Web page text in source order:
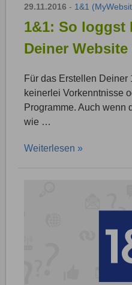
29.11.2016 - 1&1
1&1: So loggst
Deiner Website
Für das Erstellen Deiner
keinerlei Vorkenntnisse
Programme. Auch wenn
wie …
Weiterlesen »